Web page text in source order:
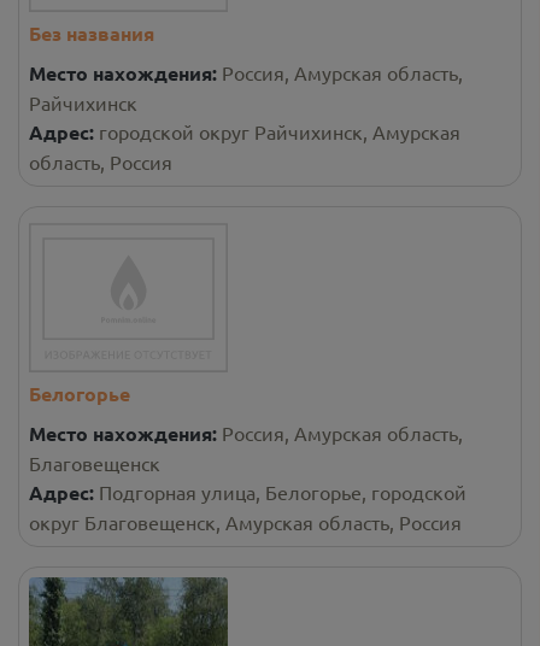
Без названия
Место нахождения: Россия, Амурская область,
Райчихинск
Адрес: городской округ Райчихинск, Амурская
область, Россия
Белогорье
Место нахождения: Россия, Амурская область,
Благовещенск
Адрес: Подгорная улица, Белогорье, городской
округ Благовещенск, Амурская область, Россия